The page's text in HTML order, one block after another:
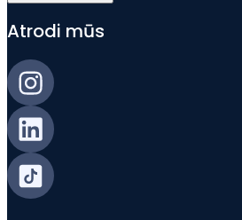
Atrodi mūs